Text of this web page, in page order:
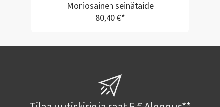
Moniosainen seinätaide
80,40 €*